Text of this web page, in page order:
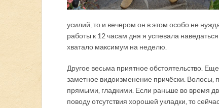
усилий, то и вечером он в этом особо не
работы к 12 часам дня я успевала
хватало максимум на неделю.
Другое весьма приятное обстоятельство.
заметное видоизменение причёски. Волосы,
прямыми, гладкими. Если раньше во время
поводу отсутствия хорошей укладки, то